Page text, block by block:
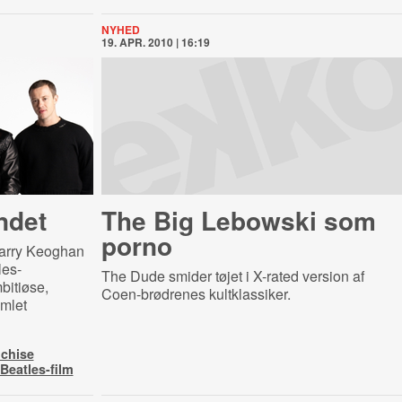
Keoghan
film
NYHED
19. APR. 2010 | 16:19
The Big Lebowski som
porno
The Dude smider tøjet i X-rated version af
Coen-brødrenes kultklassiker.